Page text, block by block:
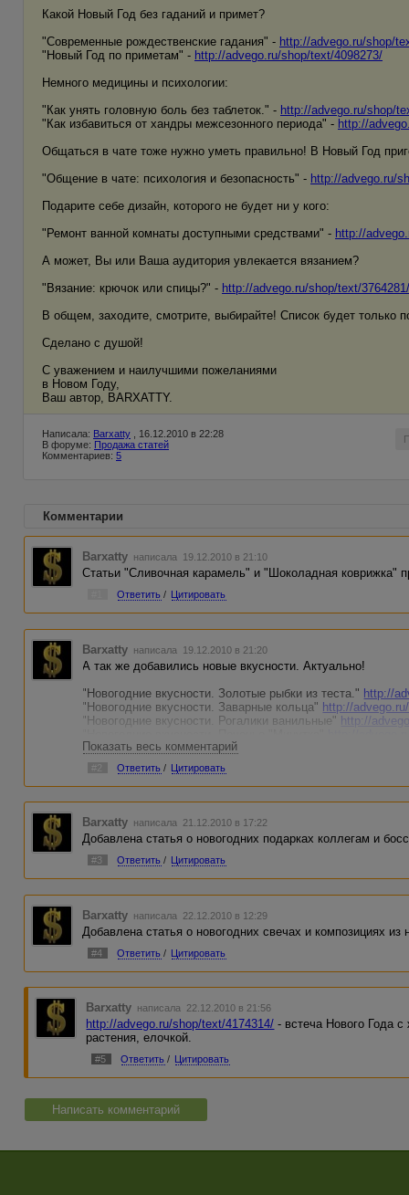
Какой Новый Год без гаданий и примет?
"Современные рождественские гадания" - http://advego.ru/shop/
"Новый Год по приметам" - http://advego.ru/shop/text/4098273/
Немного медицины и психологии:
"Как унять головную боль без таблеток." - http://advego.ru/shop/
"Как избавиться от хандры межсезонного периода" - http://
Общаться в чате тоже нужно уметь правильно! В Новый Год
"Общение в чате: психология и безопасность" - http://advego.ru/
Подарите себе дизайн, которого не будет ни у кого:
"Ремонт ванной комнаты доступными средствами" - http://
А может, Вы или Ваша аудитория увлекается вязанием?
"Вязание: крючок или спицы?" - http://advego.ru/shop/text/3764281/
В общем, заходите, смотрите, выбирайте! Список будет только
Сделано с душой!
С уважением и наилучшими пожеланиями
в Новом Году,
Ваш автор, BARXATTY.
Написала: Barxatty , 16.12.2010 в 22:28
В форуме: Продажа статей
Комментариев: 5
Комментарии
Barxatty написала 19.12.2010 в 21:10
Статьи "Сливочная карамель" и "Шоколадная коврижка"
Ответить / Цитировать
Barxatty написала 19.12.2010 в 21:20
А так же добавились новые вкусности. Актуально!
"Новогодние вкусности. Золотые рыбки из теста." http://
"Новогодние вкусности. Заварные кольца" http://
"Новогодние вкусности. Рогалики ванильные" http://
"Новогодние вкусности. Лимонное пирожное"
Показать весь комментарий
#2 Ответить / Цитировать
Barxatty написала 21.12.2010 в 17:22
Добавлена статья о новогодних подарках коллегам и
#3 Ответить / Цитировать
Barxatty написала 22.12.2010 в 12:29
Добавлена статья о новогодних свечах и композициях из
#4 Ответить / Цитировать
Barxatty написала 22.12.2010 в 21:56
http://advego.ru/shop/text/4174314/ - встеча Нового Года
растения, елочкой.
#5 Ответить / Цитировать
Написать комментарий